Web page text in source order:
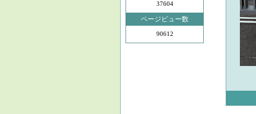
37604
ページビュー数
90612